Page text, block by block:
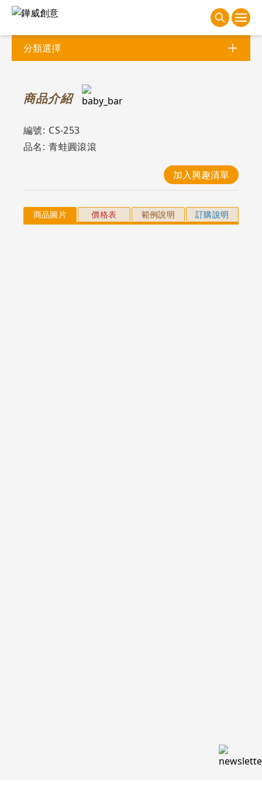
分類選擇
商品介紹
編號: CS-253
品名: 青蛙圓滾滾
加入興趣清單
商品圖片 價格表 範例說明 訂購說明